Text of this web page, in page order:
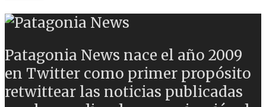
Patagonia News nace el año 2009
en Twitter como primer propósito
retwittear las noticias publicadas